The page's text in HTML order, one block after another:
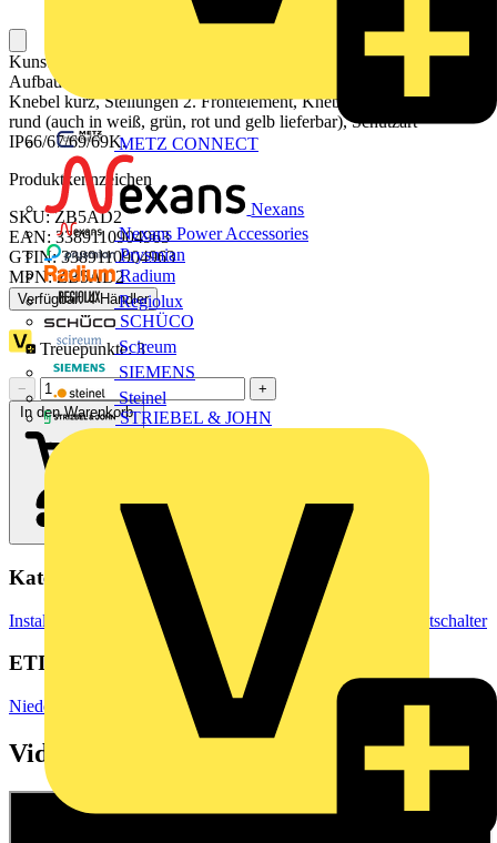
METZ CONNECT
Nexans
Nexans Power Accessories
Prysmian
Radium
Regiolux
SCHÜCO
Scireum
SIEMENS
Steinel
STRIEBEL & JOHN
Kunststoffprogramm DM 22 mm Frontelement für modularen
Aufbau. Wahlschalter. Frontelement Wahlschalter, L + R rastend.
Knebel kurz, Stellungen 2. Frontelement, Knebeltaste, schwarz,
rund (auch in weiß, grün, rot und gelb lieferbar), Schutzart
IP66/67/69/69K.
Produktkennzeichen
SKU: ZB5AD2
EAN: 3389110904963
GTIN: 3389110904963
MPN: ZB5AD2
Verfügbar: 4 Händler
Treuepunkte:3
−
+
In den Warenkorb
Kategorien
Installationsmaterial & Zubehör Steckdosen & Schalter Lichtschalter
ETIM Group
Niederspannungsschaltgeräte
Videos